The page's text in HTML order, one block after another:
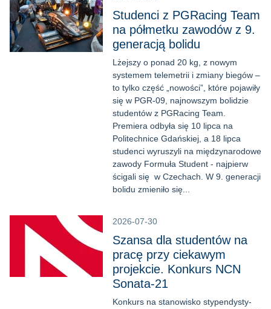
Studenci z PGRacing Team
na półmetku zawodów z 9.
generacją bolidu
Lżejszy o ponad 20 kg, z nowym
systemem telemetrii i zmiany biegów –
to tylko część „nowości”, które pojawiły
się w PGR-09, najnowszym bolidzie
studentów z PGRacing Team.
Premiera odbyła się 10 lipca na
Politechnice Gdańskiej, a 18 lipca
studenci wyruszyli na międzynarodowe
zawody Formuła Student - najpierw
ścigali się w Czechach. W 9. generacji
bolidu zmieniło się...
2026-07-30
Szansa dla studentów na
pracę przy ciekawym
projekcie. Konkurs NCN
Sonata-21
Konkurs na stanowisko stypendysty-